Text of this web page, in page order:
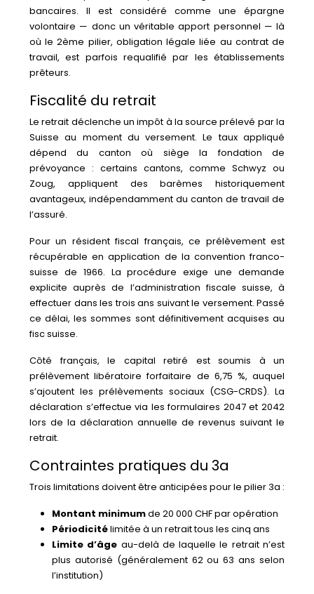
bancaires. Il est considéré comme une épargne
volontaire — donc un véritable apport personnel — là
où le 2ème pilier, obligation légale liée au contrat de
travail, est parfois requalifié par les établissements
prêteurs.
Fiscalité du retrait
Le retrait déclenche un impôt à la source prélevé par la
Suisse au moment du versement. Le taux appliqué
dépend du canton où siège la fondation de
prévoyance : certains cantons, comme Schwyz ou
Zoug, appliquent des barèmes historiquement
avantageux, indépendamment du canton de travail de
l’assuré.
Pour un résident fiscal français, ce prélèvement est
récupérable en application de la convention franco-
suisse de 1966. La procédure exige une demande
explicite auprès de l’administration fiscale suisse, à
effectuer dans les trois ans suivant le versement. Passé
ce délai, les sommes sont définitivement acquises au
fisc suisse.
Côté français, le capital retiré est soumis à un
prélèvement libératoire forfaitaire de 6,75 %, auquel
s’ajoutent les prélèvements sociaux (CSG-CRDS). La
déclaration s’effectue via les formulaires 2047 et 2042
lors de la déclaration annuelle de revenus suivant le
retrait.
Contraintes pratiques du 3a
Trois limitations doivent être anticipées pour le pilier 3a :
Montant minimumde 20 000 CHF par opération
Périodicitélimitée à un retrait tous les cinq ans
Limite d’âge au-delà de laquelle le retrait n’est
plus autorisé (généralement 62 ou 63 ans selon
l’institution)